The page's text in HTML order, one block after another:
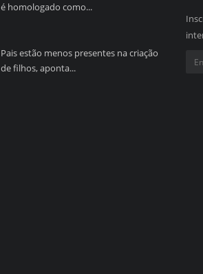
é homologado como...
Pais estão menos presentes na criação
de filhos, aponta...